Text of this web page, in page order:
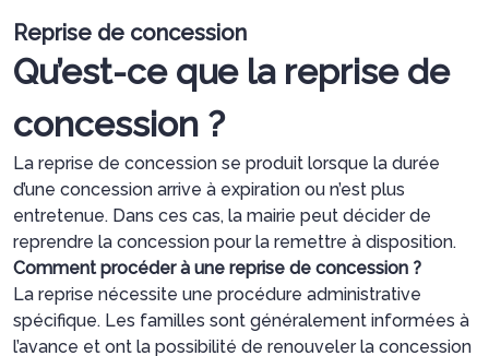
Reprise de concession
Qu’est-ce que la reprise de
concession ?
La reprise de concession se produit lorsque la durée
d’une concession arrive à expiration ou n’est plus
entretenue. Dans ces cas, la mairie peut décider de
reprendre la concession pour la remettre à disposition.
Comment procéder à une reprise de concession ?
La reprise nécessite une procédure administrative
spécifique. Les familles sont généralement informées à
l’avance et ont la possibilité de renouveler la concession